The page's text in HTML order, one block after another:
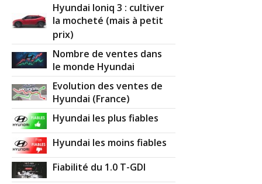
Hyundai Ioniq 3 : cultiver
la mocheté (mais à petit
prix)
Nombre de ventes dans
le monde Hyundai
Evolution des ventes de
Hyundai (France)
Hyundai les plus fiables
Hyundai les moins fiables
Fiabilité du 1.0 T-GDI